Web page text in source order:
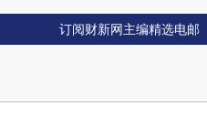
订阅财新网主编精选电邮